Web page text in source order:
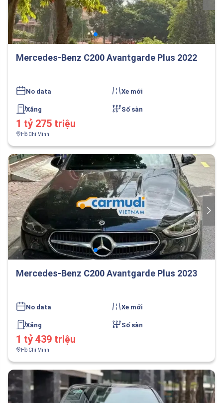
Mercedes-Benz C200 Avantgarde Plus 2022
No data Xe mới
Xăng Số sàn
1 tỷ 275 triệu
Hồ Chí Minh
Mercedes-Benz C200 Avantgarde Plus 2023
No data Xe mới
Xăng Số sàn
1 tỷ 439 triệu
Hồ Chí Minh